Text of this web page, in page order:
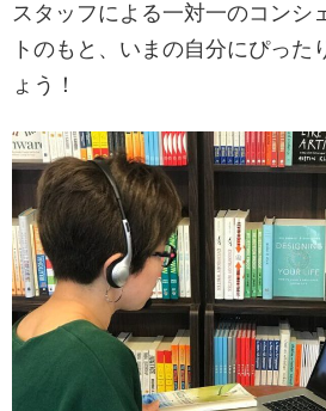
スタッフによる一対一のコンシ
トのもと、いまの自分にぴった
ょう！